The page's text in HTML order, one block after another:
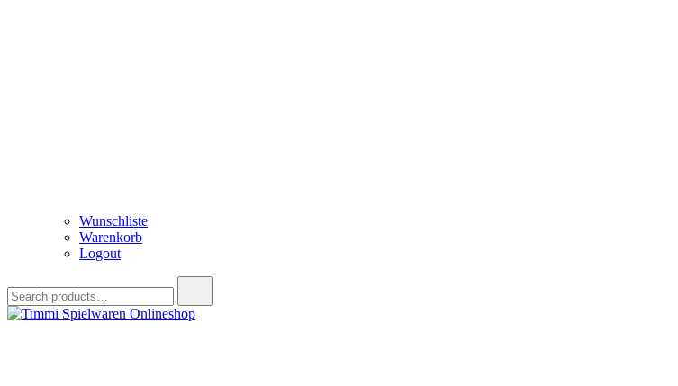
Wunschliste
Warenkorb
Logout
for: